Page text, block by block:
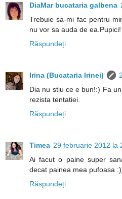
DiaMar bucataria galbena
Trebuie sa-mi fac pentru
nu vor sa auda de ea.Pupici!
Răspundeți
Irina (Bucataria Irinei)
Dia nu stiu ce e bun!:) Fa
rezista tentatiei.
Răspundeți
Timea 29 februarie 2012 la
Ai facut o paine super
decat painea mea pufoasa
Răspundeți